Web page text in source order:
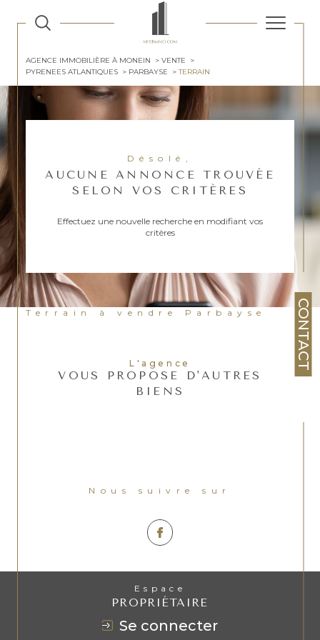
CONTACT
AGENCE IMMOBILIÈRE À MONEIN
VENTE
PYRENEES ATLANTIQUES
PARBAYSE TERRAIN
Désolé,
AUCUNE ANNONCE TROUVÉE
SELON VOS CRITÈRES
Effectuez une nouvelle recherche en modifiant vos
critères
Terrain à vendre Parbayse
L'agence
VOUS PROPOSE D'AUTRES
BIENS
Nous suivre sur
Espace
PROPRIÉTAIRE
se connecter